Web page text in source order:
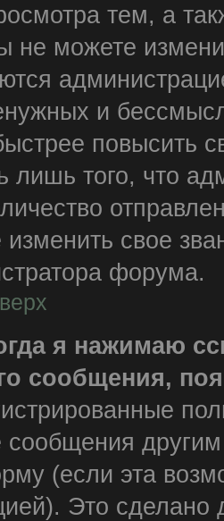
тем, а
можете
и
повысить
лишь того, что
изменить свое
форума.
я нажимаю
сообщения,
сообщения
(если эта
Это сделано